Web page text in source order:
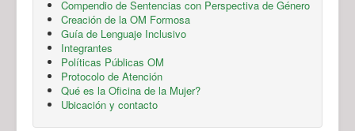
Compendio de Sentencias con Perspectiva de Género
Creación de la OM Formosa
Guía de Lenguaje Inclusivo
Integrantes
Políticas Públicas OM
Protocolo de Atención
Qué es la Oficina de la Mujer?
Ubicación y contacto